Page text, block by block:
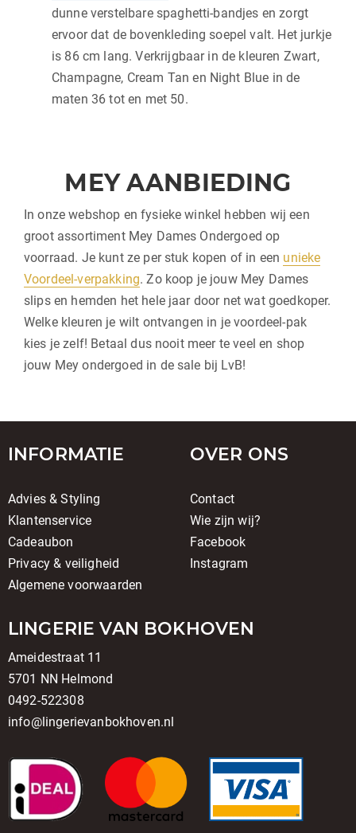
dunne verstelbare spaghetti-bandjes en zorgt
ervoor dat de bovenkleding soepel valt. Het jurkje
is 86 cm lang. Verkrijgbaar in de kleuren Zwart,
Champagne, Cream Tan en Night Blue in de
maten 36 tot en met 50.
MEY AANBIEDING
In onze webshop en fysieke winkel hebben wij een
groot assortiment Mey Dames Ondergoed op
voorraad. Je kunt ze per stuk kopen of in een unieke
Voordeel-verpakking. Zo koop je jouw Mey Dames
slips en hemden het hele jaar door net wat goedkoper.
Welke kleuren je wilt ontvangen in je voordeel-pak
kies je zelf! Betaal dus nooit meer te veel en shop
jouw Mey ondergoed in de sale bij LvB!
INFORMATIE
Advies & Styling
Klantenservice
Cadeaubon
Privacy & veiligheid
Algemene voorwaarden
OVER ONS
Contact
Wie zijn wij?
Facebook
Instagram
LINGERIE VAN BOKHOVEN
Ameidestraat 11
5701 NN Helmond
0492-522308
info@lingerievanbokhoven.nl